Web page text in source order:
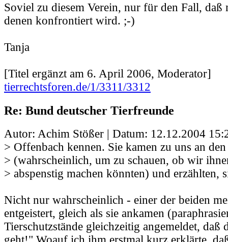
Soviel zu diesem Verein, nur für den Fall, daß
denen konfrontiert wird. ;-)
Tanja
[Titel ergänzt am 6. April 2006, Moderator]
tierrechtsforen.de/1/3311/3312
Re: Bund deutscher Tierfreunde
Autor: Achim Stößer | Datum: 12.12.2004
> Offenbach kennen. Sie kamen zu uns an
> (wahrscheinlich, um zu schauen, ob wir
> abspenstig machen könnten) und erzählten,
Nicht nur wahrscheinlich - einer der beiden
entgeistert, gleich als sie ankamen
Tierschutzstände gleichzeitig angemeldet, daß